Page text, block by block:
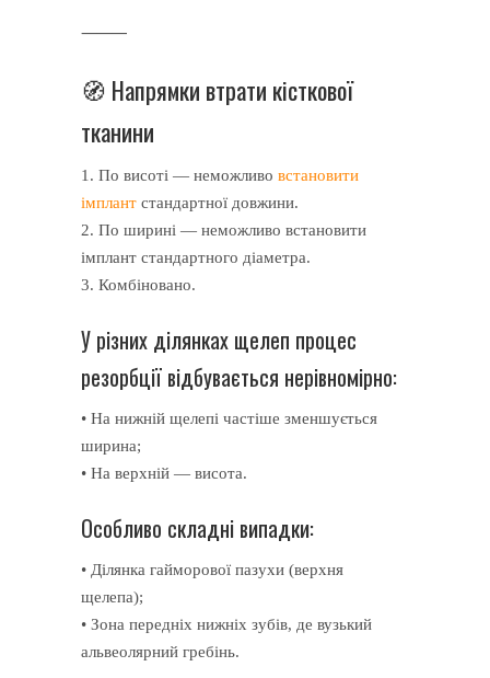
⸻
🧭 Напрямки втрати кісткової
тканини
1. По висоті — неможливо встановити
імплант стандартної довжини.
2. По ширині — неможливо встановити
імплант стандартного діаметра.
3. Комбіновано.
У різних ділянках щелеп процес
резорбції відбувається нерівномірно:
• На нижній щелепі частіше зменшується
ширина;
• На верхній — висота.
Особливо складні випадки:
• Ділянка гайморової пазухи (верхня
щелепа);
• Зона передніх нижніх зубів, де вузький
альвеолярний гребінь.